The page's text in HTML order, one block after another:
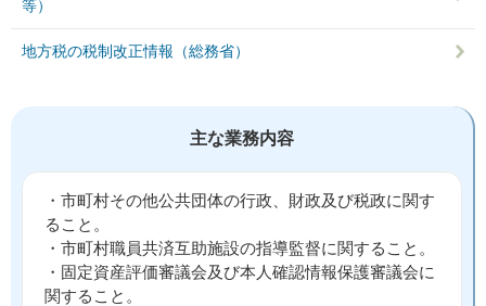
等）
地方税の税制改正情報（総務省）
主な業務内容
・市町村その他公共団体の行政、財政及び税政に関す
ること。
・市町村職員共済互助施設の指導監督に関すること。
・固定資産評価審議会及び本人確認情報保護審議会に
関すること。